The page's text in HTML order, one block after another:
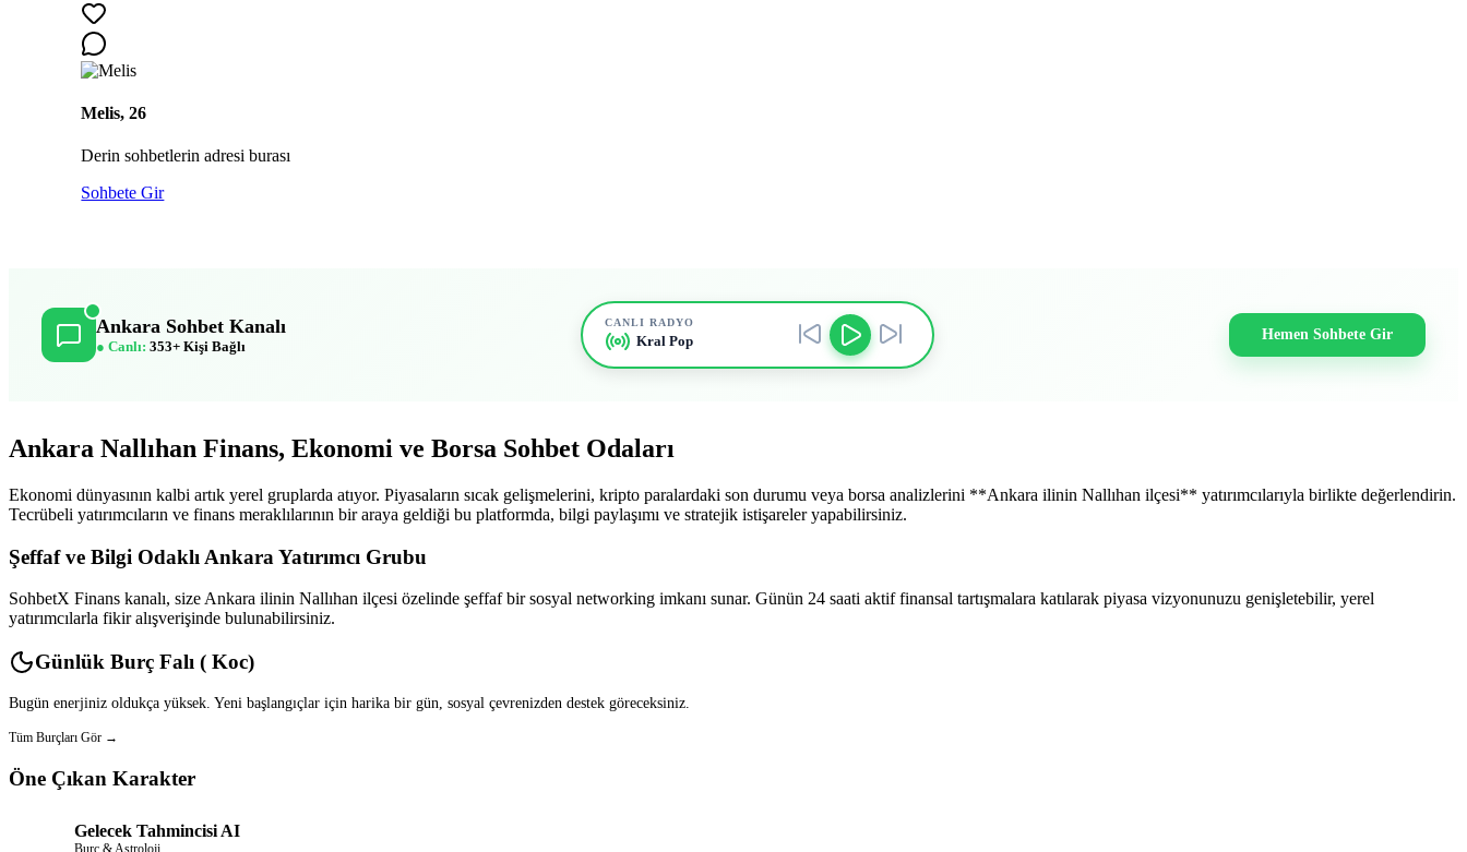
Melis, 26
Derin sohbetlerin adresi burası
Sohbete Gir
Ankara Sohbet Kanalı
● Canlı: 353+ Kişi Bağlı
CANLI RADYO
Kral Pop Hemen Sohbete Gir
Ankara Nallıhan Finans, Ekonomi ve Borsa Sohbet Odaları
Ekonomi dünyasının kalbi artık yerel gruplarda atıyor. Piyasaların sıcak gelişmelerini, kripto paralardaki son durumu veya borsa analizlerini **Ankara ilinin Nallıhan ilçesi** yatırımcılarıyla birlikte değerlendirin.
Tecrübeli yatırımcıların ve finans meraklılarının bir araya geldiği bu platformda, bilgi paylaşımı ve stratejik istişareler yapabilirsiniz.
Şeffaf ve Bilgi Odaklı Ankara Yatırımcı Grubu
SohbetX Finans kanalı, size Ankara ilinin Nallıhan ilçesi özelinde şeffaf bir sosyal networking imkanı sunar. Günün 24 saati aktif finansal tartışmalara katılarak piyasa vizyonunuzu genişletebilir, yerel
yatırımcılarla fikir alışverişinde bulunabilirsiniz.
Günlük Burç Falı ( Koc)
Bugün enerjiniz oldukça yüksek. Yeni başlangıçlar için harika bir gün, sosyal çevrenizden destek göreceksiniz.
Tüm Burçları Gör →
Öne Çıkan Karakter
Gelecek Tahmincisi AI